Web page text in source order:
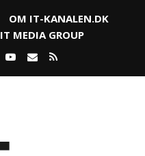
OM IT-KANALEN.DK
IT MEDIA GROUP